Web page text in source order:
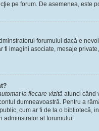
pe forum. De asemenea,
forumului dacă e
fi imagini asociate, mesaje
la fiecare vizită atunci când
dumneavoastră. Pentru a
cum ar fi de la o bibliotecă,
adminstrator al forumului.